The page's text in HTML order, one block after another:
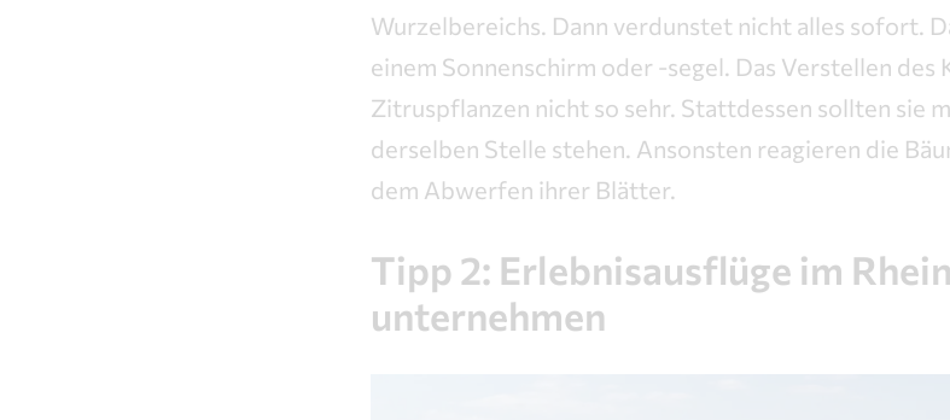
Wurzelbereichs. Dann verdunstet nicht alles sofort.
einem Sonnenschirm oder -segel. Das Verstellen des
Zitruspflanzen nicht so sehr. Stattdessen sollten sie
derselben Stelle stehen. Ansonsten reagieren die
dem Abwerfen ihrer Blätter.
Tipp 2: Erlebnisausflüge im
unternehmen